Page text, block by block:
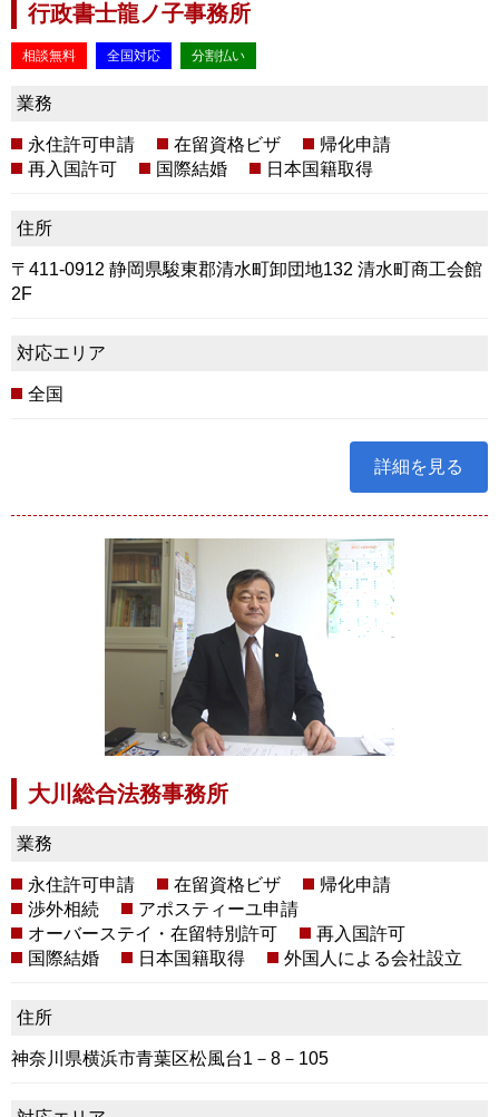
行政書士龍ノ子事務所
相談無料 全国対応 分割払い
業務
永住許可申請 在留資格ビザ
帰化申請
再入国許可
国際結婚 日本国籍取得
住所
〒411-0912 静岡県駿東郡清水町卸団地132 清水町商工会館
2F
対応エリア
全国
詳細を見る
大川総合法務事務所
業務
永住許可申請 在留資格ビザ
帰化申請
渉外相続
アポスティーユ申請
オーバーステイ・在留特別許可
再入国許可
国際結婚
日本国籍取得 外国人による会社設立
住所
神奈川県横浜市青葉区松風台1－8－105